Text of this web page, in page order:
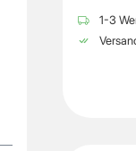
ontage
1-3